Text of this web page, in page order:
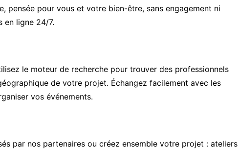
pensée pour vous et votre bien-être, sans engagement ni
en ligne 24/7.
le moteur de recherche pour trouver des professionnels
de votre projet. Échangez facilement avec les
vos événements.
par nos partenaires ou créez ensemble votre projet : ateliers